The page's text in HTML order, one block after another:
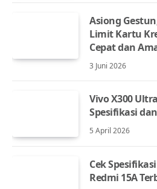
Asiong
Limit Kartu
Cepat dan
3 Juni 2026
Vivo X300
Spesifikasi
5 April 2026
Cek
Redmi 15A